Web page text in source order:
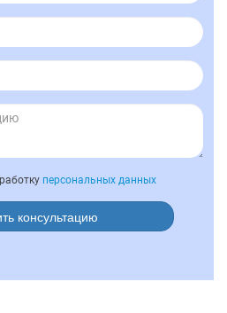
персональных данных
консультацию